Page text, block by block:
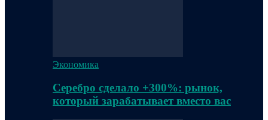
Экономика
Серебро сделало +300%: рынок,
который зарабатывает вместо вас